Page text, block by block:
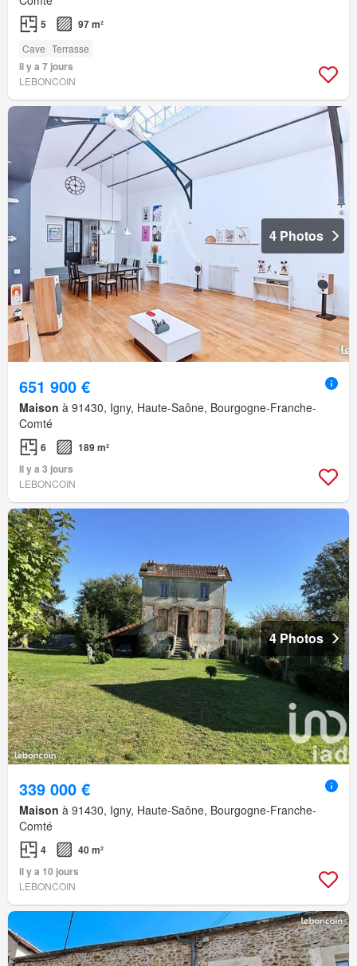
5 97 m²
Cave Terrasse
Il y a 7 jours
LEBONCOIN
4 Photos
651 900 €
Maison à 91430, Igny, Haute-Saône, Bourgogne-Franche-
Comté
6
189 m²
Il y a 3 jours
LEBONCOIN
4 Photos
339 000 €
Maison à 91430, Igny, Haute-Saône, Bourgogne-Franche-
Comté
4
40 m²
Il y a 10 jours
LEBONCOIN